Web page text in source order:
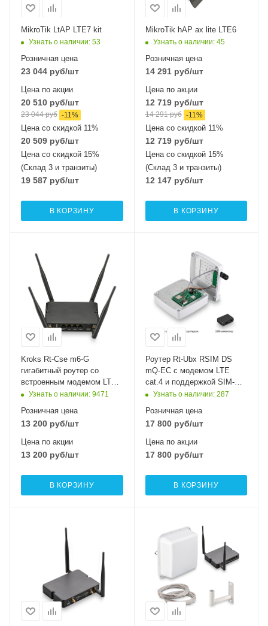
2.4 ГГц 802.11b/g/n
MIMO2x2
MikroTik LtAP LTE7 kit
Узнать о наличии: 53
Розничная цена
23 044 руб/шт
Цена по акции
20 510 руб/шт
23 044руб -11%
Цена со скидкой 11%
20 509 руб/шт
Цена со скидкой 15%
(Склад 3 и транзиты)
19 587 руб/шт
В КОРЗИНУ
2.4 ГГц
802.11b/g/n/ax
MIMO2x2
MikroTik hAP ax lite LTE6
Узнать о наличии: 45
Розничная цена
14 291руб/шт
Цена по акции
12 719руб/шт
14 291руб -11%
Цена со скидкой 11%
12 719руб/шт
Цена со скидкой 15%
(Склад 3 и транзиты)
12 147руб/шт
В КОРЗИНУ
Kroks Rt-Cse m6-G
гигабитный роутер со
встроенным модемом LTE
cat.6, WiFi 2,4+5 ГГц
Узнать о наличии: 9471
Розничная цена
13 200 руб/шт
Цена по акции
13 200 руб/шт
В КОРЗИНУ
Роутер Rt-Ubx RSIM DS
mQ-EC с модемом LTE
cat.4 и поддержкой SIM-
инжектора
Узнать о наличии: 287
Розничная цена
17 800руб/шт
Цена по акции
17 800руб/шт
В КОРЗИНУ